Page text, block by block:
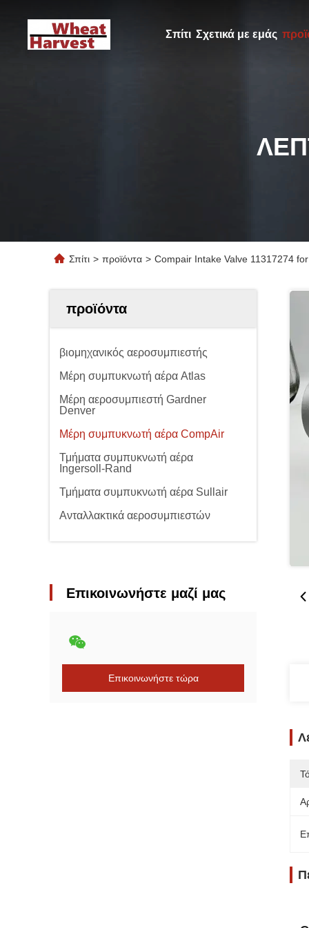
Σπίτι Σχετικά με εμάς
Σπίτι > προϊόντα > Compair Intake Valve 11317274
προϊόντα
βιομηχανικός αεροσυμπιεστής
Μέρη συμπυκνωτή αέρα Atlas
Μέρη αεροσυμπιεστή Gardner
Denver
Μέρη συμπυκνωτή αέρα CompAir
Τμήματα συμπυκνωτή αέρα
Ingersoll-Rand
Τμήματα συμπυκνωτή αέρα Sullair
Ανταλλακτικά αεροσυμπιεστών
Επικοινωνήστε μαζί μας
Επικοινωνήστε τώρα